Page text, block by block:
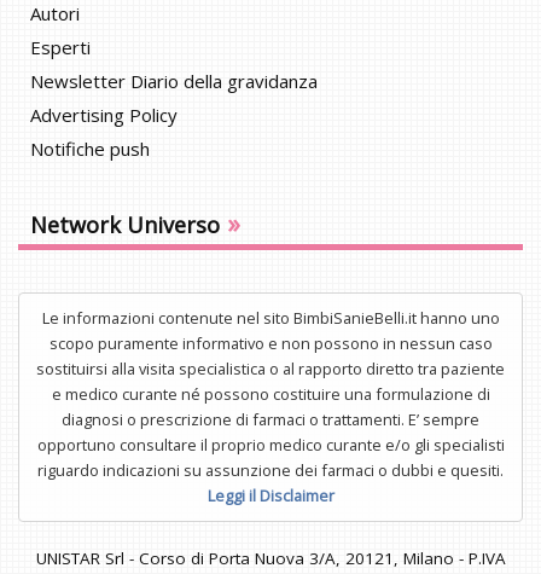
Autori
Esperti
Newsletter Diario della gravidanza
Advertising Policy
Notifiche push
Network Universo »
Le informazioni contenute nel sito BimbiSanieBelli.it hanno uno
scopo puramente informativo e non possono in nessun caso
sostituirsi alla visita specialistica o al rapporto diretto tra paziente
e medico curante né possono costituire una formulazione di
diagnosi o prescrizione di farmaci o trattamenti. E’ sempre
opportuno consultare il proprio medico curante e/o gli specialisti
riguardo indicazioni su assunzione dei farmaci o dubbi e quesiti.
Leggi il Disclaimer
UNISTAR Srl - Corso di Porta Nuova 3/A, 20121, Milano - P.IVA